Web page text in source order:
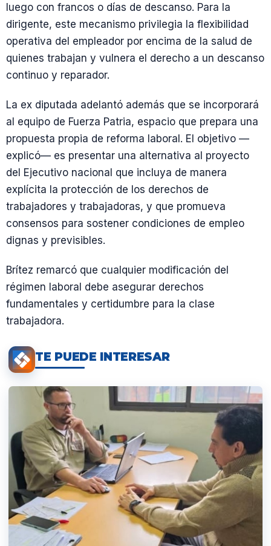
luego con francos o días de descanso. Para la
dirigente, este mecanismo privilegia la flexibilidad
operativa del empleador por encima de la salud de
quienes trabajan y vulnera el derecho a un descanso
continuo y reparador.
La ex diputada adelantó además que se incorporará
al equipo de Fuerza Patria, espacio que prepara una
propuesta propia de reforma laboral. El objetivo —
explicó— es presentar una alternativa al proyecto
del Ejecutivo nacional que incluya de manera
explícita la protección de los derechos de
trabajadores y trabajadoras, y que promueva
consensos para sostener condiciones de empleo
dignas y previsibles.
Brítez remarcó que cualquier modificación del
régimen laboral debe asegurar derechos
fundamentales y certidumbre para la clase
trabajadora.
TE PUEDE INTERESAR